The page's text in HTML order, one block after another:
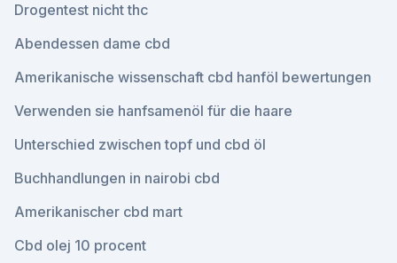
Drogentest nicht thc
Abendessen dame cbd
Amerikanische wissenschaft cbd hanföl bewertungen
Verwenden sie hanfsamenöl für die haare
Unterschied zwischen topf und cbd öl
Buchhandlungen in nairobi cbd
Amerikanischer cbd mart
Cbd olej 10 procent